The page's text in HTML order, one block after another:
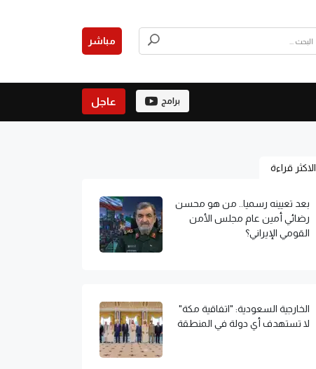
مباشر
برامج عاجل
الاكثر قراءة
بعد تعيينه رسميا.. من هو محسن
رضائي أمين عام مجلس الأمن
القومي الإيراني؟
الخارجية السعودية: "اتفاقية مكة"
لا تستهدف أي دولة في المنطقة